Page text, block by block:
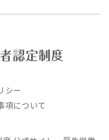
シー
項について